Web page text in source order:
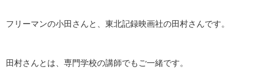
フリーマンの小田さんと、東北記録映画社の田村さんです。
田村さんとは、専門学校の講師でもご一緒です。